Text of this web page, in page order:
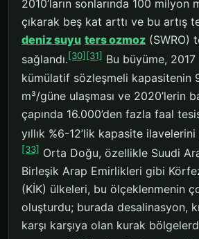
2010’ların sonlarında 100 milyon
çıkarak beş kat arttı ve bu artış
deniz suyu ters ozmoz (SWRO)
sağlandı.[30] [31] Bu büyüme, 2017
kümülatif sözleşmeli kapasitenin
m³/güne ulaşması ve 2020’lerin
çapında 16.000’den fazla faal
yıllık %6-12’lik kapasite ilavelerini
[33] Orta Doğu, özellikle Suudi
Birleşik Arap Emirlikleri gibi
(KİK) ülkeleri, bu ölçeklenmenin
oluşturdu; burada desalinasyon,
karşı karşıya olan kurak